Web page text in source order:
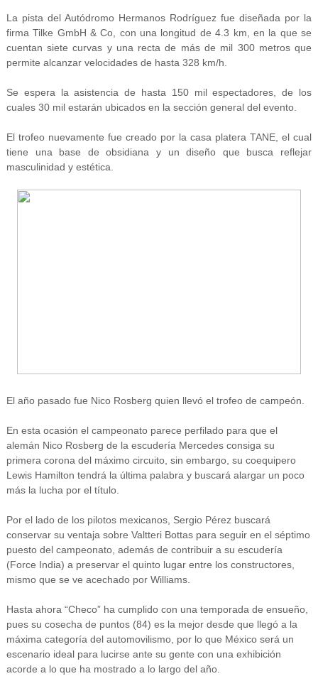
La pista del Autódromo Hermanos Rodríguez fue diseñada por la
firma Tilke GmbH & Co, con una longitud de 4.3 km, en la que se
cuentan siete curvas y una recta de más de mil 300 metros que
permite alcanzar velocidades de hasta 328 km/h.
Se espera la asistencia de hasta 150 mil espectadores, de los
cuales 30 mil estarán ubicados en la sección general del evento.
El trofeo nuevamente fue creado por la casa platera TANE, el cual
tiene una base de obsidiana y un diseño que busca reflejar
masculinidad y estética.
El año pasado fue Nico Rosberg quien llevó el trofeo de campeón.
En esta ocasión el campeonato parece perfilado para que el
alemán Nico Rosberg de la escudería Mercedes consiga su
primera corona del máximo circuito, sin embargo, su coequipero
Lewis Hamilton tendrá la última palabra y buscará alargar un poco
más la lucha por el título.
Por el lado de los pilotos mexicanos, Sergio Pérez buscará
conservar su ventaja sobre Valtteri Bottas para seguir en el séptimo
puesto del campeonato, además de contribuir a su escudería
(Force India) a preservar el quinto lugar entre los constructores,
mismo que se ve acechado por Williams.
Hasta ahora “Checo” ha cumplido con una temporada de ensueño,
pues su cosecha de puntos (84) es la mejor desde que llegó a la
máxima categoría del automovilismo, por lo que México será un
escenario ideal para lucirse ante su gente con una exhibición
acorde a lo que ha mostrado a lo largo del año.